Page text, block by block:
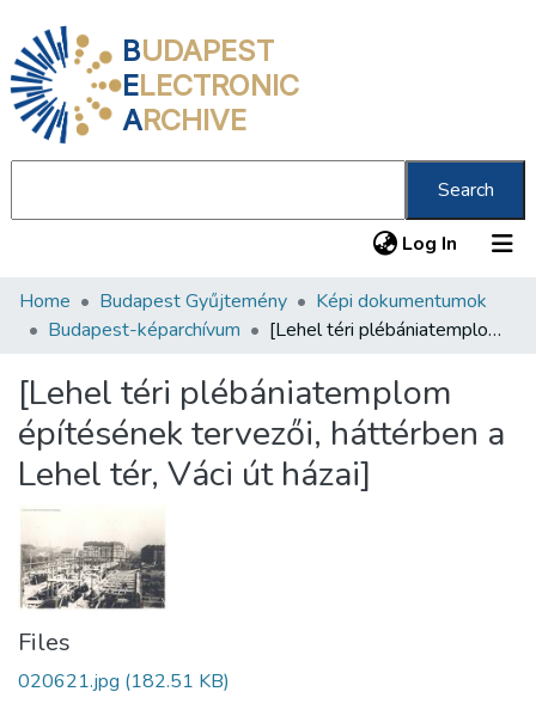
BUDAPEST
ELECTRONIC
ARCHIVE
Search
Log In (current)
Communities & Collections
Statistics
About us
Home Budapest Gyűjtemény
Képi dokumentumok
Budapest-képarchívum
[Lehel téri plébániatemplom építésének tervezői, háttérben a Lehel tér, Váci út házai]
[Lehel téri plébániatemplom
építésének tervezői, háttérben a
Lehel tér, Váci út házai]
Files
020621.jpg (182.51 KB)